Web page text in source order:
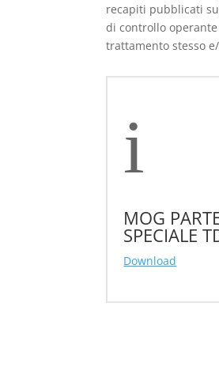
recapiti pubblicati
di controllo
trattamento stesso
i
MOG
SPECIALE
Download